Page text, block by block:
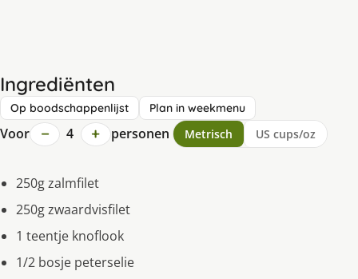
Ingrediënten
Op boodschappenlijst Plan in weekmenu
Voor − 4 + personen Metrisch US cups/oz
250g zalmfilet
250g zwaardvisfilet
1 teentje knoflook
1/2 bosje peterselie